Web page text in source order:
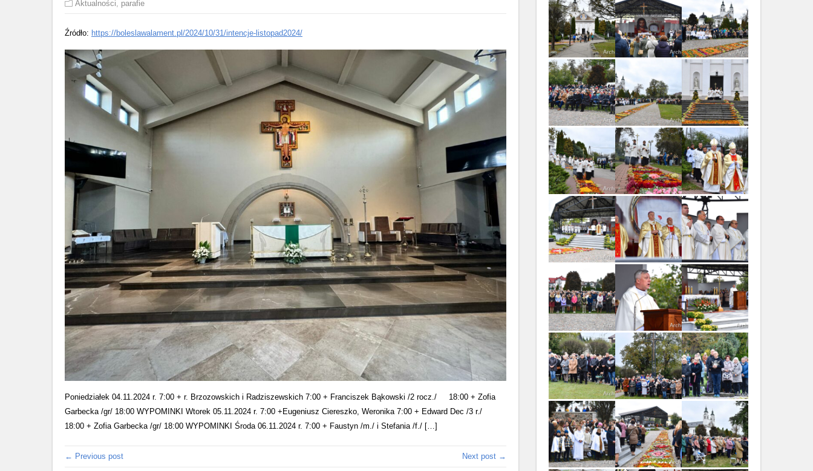
Aktualności, parafie
Źródło: https://boleslawalament.pl/2024/10/31/intencje-listopad2024/
Poniedziałek 04.11.2024 r. 7:00 + r. Brzozowskich i Radziszewskich 7:00 + Franciszek Bąkowski /2 rocz./ 18:00 + Zofia
Garbecka /gr/ 18:00 WYPOMINKI Wtorek 05.11.2024 r. 7:00 +Eugeniusz Ciereszko, Weronika 7:00 + Edward Dec /3 r./
18:00 + Zofia Garbecka /gr/ 18:00 WYPOMINKI Środa 06.11.2024 r. 7:00 + Faustyn /m./ i Stefania /f./ […]
← Previous post Next post →